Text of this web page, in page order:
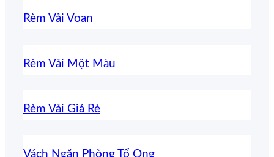
Rèm Vải Voan
Rèm Vải Một Màu
Rèm Vải Giá Rẻ
Vách Ngăn Phòng Tổ Ong